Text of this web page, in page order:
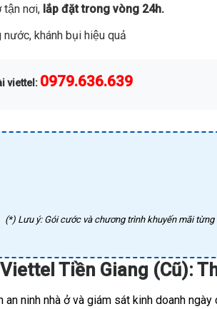
tận nơi,lắp đặt trong vòng 24h.
nước, khánh bụi hiệu quả
viettel : 0979.636.639
(*) Lưu ý: Gói cước và chương trình khuyến mãi
Tiền Giang (Cũ):
an ninh nhà ở và giám sát kinh doanh